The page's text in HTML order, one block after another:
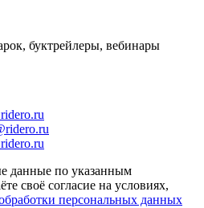
буктрейлеры, вебинары
данные по указанным
своё согласие на условиях,
персональных данных